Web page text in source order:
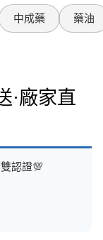
中成藥 藥油
·廠家直
認證💯